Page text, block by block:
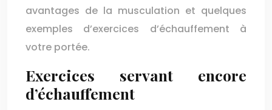
avantages de la musculation et quelques
exemples d’exercices d’échauffement à
votre portée.
Exercices servant encore
d’échauffement